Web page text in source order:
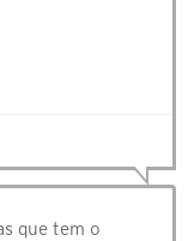
que tem o